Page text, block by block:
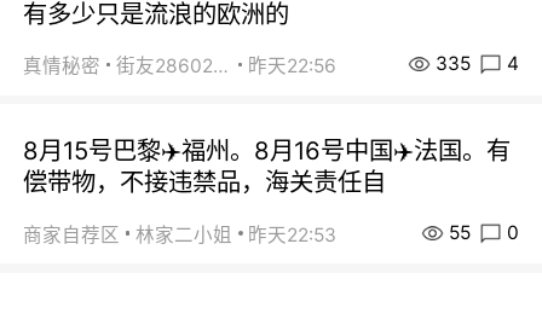
有多少只是流浪的欧洲的
真情秘密 街友28602925 昨天22:56 335 4
8月15号巴黎✈️福州。8月16号中国✈️法国。有
偿带物，不接违禁品，海关责任自
商家自荐区 林家二小姐 昨天22:53 55 0